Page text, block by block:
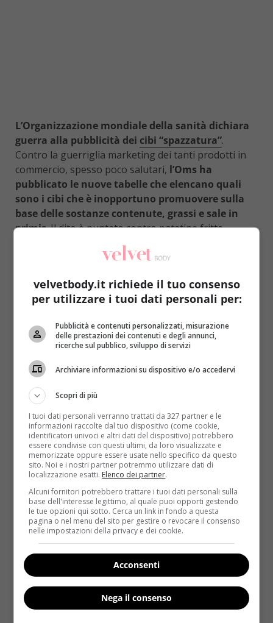
L’Organizzazione mondiale della sanità dichiara
guerra alla pubblicità dei cibi “spazzatura”.
Contro la guerriglia marketing dei tanti prodotti in
commercio, spesso poco salutari, l’Oms ha
pubblicato le nuove tabelle che elencano quali
sono i cibi che è inopportuno promuovere sulla
base delle sostanze contenute, grassi e sale in
primis. Il dito è puntato contro patatine fritte,
energy drink, biscotti, succhi di frutta, qualunque
prodotto che contenga zuccheri aggiunti e la difesa è
documento dell’Organizzazione si legge che sono
tante le ricerche che hanno dimostrato la
cibi e i problemi di obesità.
i bambini di quattro anni che sono in
grado di riconoscere già le marche di molti
peso e a una dieta poca sana
trovano tantissimi prodotti a base di cioccolata, torte
e biscotti dolci, gelati, bibite energetiche e gassate.
In evidenza negativa sono i succhi di frutta – molto
consumati dai più piccoli – che non garantiscono la
presenza del cento per cento di frutta. Censurati
anche gli spot degli snack salati, ammessi solo se
contengono al massimo lo 0,1% di sale.“I dati
sull’obesità in Europa sono sempre più allarmanti
afferma Gauden Galea, direttore della divisione che
ha preparato le linee guida –non possiamo più
continuare a promuovere prodotti che hanno uno scarso
valore nutrizionale e contribuiscono a diete non salutari”
Tantissimi, dunque, i prodotti con il “bollino rosso”
inseriti in un elenco che rappresenta le linee guida
velvetbody.it richiede il tuo consenso
per utilizzare i tuoi dati personali per:
Pubblicità e contenuti personalizzati, misurazione
delle prestazioni dei contenuti e degli annunci,
ricerche sul pubblico, sviluppo di servizi
Archiviare informazioni su dispositivo e/o accedervi
Scopri di più
I tuoi dati personali verranno trattati da 327 partner e le
informazioni raccolte dal tuo dispositivo (come cookie,
identificatori univoci e altri dati del dispositivo) potrebbero
essere condivise con questi ultimi, da loro visualizzate e
memorizzate oppure essere usate nello specifico da questo
sito. Noi e i nostri partner potremmo utilizzare dati di
localizzazione esatti. Elenco dei partner.
Alcuni fornitori potrebbero trattare i tuoi dati personali sulla
base dell'interesse legittimo, al quale puoi opporti gestendo
le tue opzioni qui sotto. Cerca un link in fondo a questa
pagina o nel menu del sito per gestire o revocare il consenso
nelle impostazioni della privacy e dei cookie.
Acconsenti
Nega il consenso